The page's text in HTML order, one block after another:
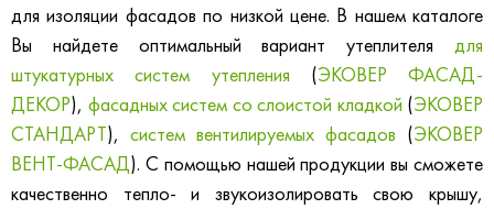
для изоляции фасадов по низкой цене. В нашем каталоге
Вы найдете оптимальный вариант утеплителя для
штукатурных систем утепления (ЭКОВЕР ФАСАД-
ДЕКОР), фасадных систем со слоистой кладкой (ЭКОВЕР
СТАНДАРТ), систем вентилируемых фасадов (ЭКОВЕР
ВЕНТ-ФАСАД). С помощью нашей продукции вы сможете
качественно тепло- и звукоизолировать свою крышу,